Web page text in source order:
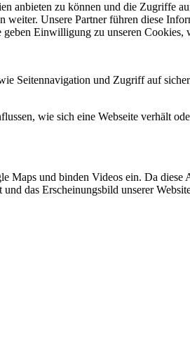
anbieten zu können und die Zugriffe
Unsere Partner führen diese
Einwilligung zu unseren Cookies,
Seitennavigation und Zugriff auf
wie sich eine Webseite verhält
und binden Videos ein. Da
das Erscheinungsbild unserer